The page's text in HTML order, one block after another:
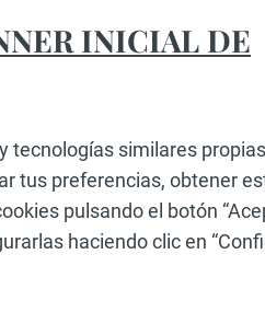
INICIAL DE
y tecnologías similares
tus preferencias, obtener
pulsando el botón
haciendo clic en